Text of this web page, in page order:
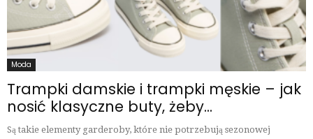
Moda
Trampki damskie i trampki męskie – jak
nosić klasyczne buty, żeby...
Są takie elementy garderoby, które nie potrzebują sezonowej